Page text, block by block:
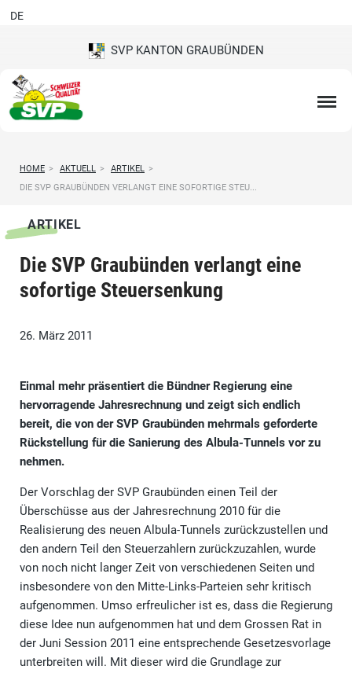
SVP KANTON GRAUBÜNDEN
DE
HOME > AKTUELL > ARTIKEL >
DIE SVP GRAUBÜNDEN VERLANGT EINE SOFORTIGE STEU...
ARTIKEL
Die SVP Graubünden verlangt eine
sofortige Steuersenkung
26. März 2011
Einmal mehr präsentiert die Bündner Regierung eine
hervorragende Jahresrechnung und zeigt sich endlich
bereit, die von der SVP Graubünden mehrmals geforderte
Rückstellung für die Sanierung des Albula-Tunnels vor zu
nehmen.
Der Vorschlag der SVP Graubünden einen Teil der
Überschüsse aus der Jahresrechnung 2010 für die
Realisierung des neuen Albula-Tunnels zurückzustellen und
den andern Teil den Steuerzahlern zurückzuzahlen, wurde
von noch nicht langer Zeit von verschiedenen Seiten und
insbesondere von den Mitte-Links-Parteien sehr kritisch
aufgenommen. Umso erfreulicher ist es, dass die Regierung
diese Idee nun aufgenommen hat und dem Grossen Rat in
der Juni Session 2011 eine entsprechende Gesetzesvorlage
unterbreiten will. Mit dieser wird die Grundlage zur